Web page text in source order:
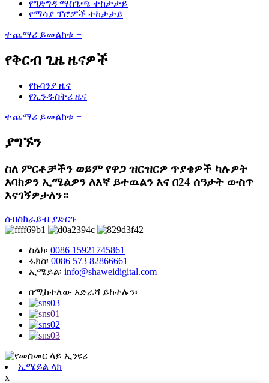
የግድግዳ ማስጌጫ ተከታታይ
የማሳያ ፕሮፖች ተከታታይ
ተጨማሪ ይመልከቱ +
የቅርብ ጊዜ ዜናዎች
የኩባንያ ዜና
የኢንዱስትሪ ዜና
ተጨማሪ ይመልከቱ +
ያግኙን
ስለ ምርቶቻችን ወይም የዋጋ ዝርዝርዎ ጥያቄዎች ካሉዎት
እባክዎን ኢሜልዎን ለእኛ ይተዉልን እና በ24 ሰዓታት ውስጥ
እናገኝዎታለን።
ሰብስክራይብ ያድርጉ
ስልክ፡ 0086 15921745861
ፋክስ፡ 0086 573 82866661
ኢሜይል፡ info@shaweidigital.com
በሚከተለው አድራሻ ይከተሉን፦
ኢሜይል ላክ
x